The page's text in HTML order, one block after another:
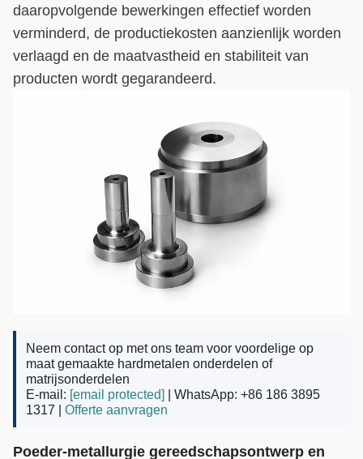
daaropvolgende bewerkingen effectief worden
verminderd, de productiekosten aanzienlijk worden
verlaagd en de maatvastheid en stabiliteit van
producten wordt gegarandeerd.
Neem contact op met ons team voor voordelige op
maat gemaakte hardmetalen onderdelen of
matrijsonderdelen
E-mail: [email protected]
| WhatsApp: +86 186 3895
1317 | Offerte aanvragen
Poeder-metallurgie gereedschapsontwerp en